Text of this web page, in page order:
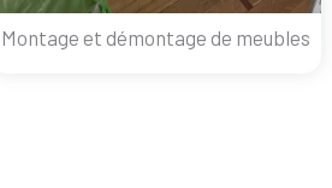
Montage et démontage de meubles